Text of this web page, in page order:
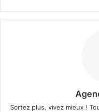
Sortez plus, vivez mieux !